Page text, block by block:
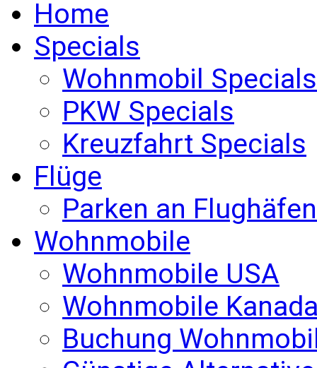
Home
Specials
Wohnmobil Specials
PKW Specials
Kreuzfahrt Specials
Flüge
Parken an Flughäfen
Wohnmobile
Wohnmobile USA
Wohnmobile
Buchung